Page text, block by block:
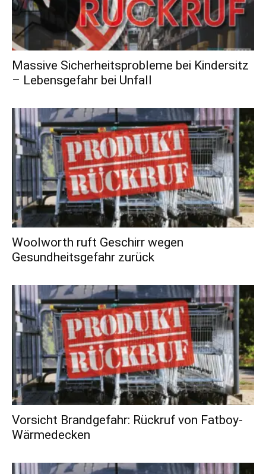
Massive Sicherheitsprobleme bei Kindersitz
– Lebensgefahr bei Unfall
Woolworth ruft Geschirr wegen
Gesundheitsgefahr zurück
Vorsicht Brandgefahr: Rückruf von Fatboy-
Wärmedecken